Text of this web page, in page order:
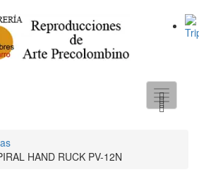
Toggle
HAND RUCK PV-12N